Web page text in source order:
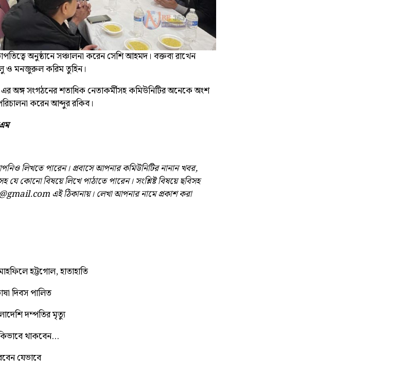
অনুষ্ঠানে সঞ্চালনা করেন সেশি আহমদ। বক্তব্য রাখেন
ও মনজুরুল করিম তুহিন।
অঙ্গ সংগঠনের শতাধিক নেতাকর্মীসহ কমিউনিটির অনেকে অংশ
করেন আব্দুর রকিব।
লিখতে পারেন। প্রবাসে আপনার কমিউনিটির নানান খবর,
যে কোনো বিষয়ে লিখে পাঠাতে পারেন। সংশ্লিষ্ট বিষয়ে ছবিসহ
এই ঠিকানায়। লেখা আপনার নামে প্রকাশ করা
হট্টগোল, হাতাহাতি
দিবস পালিত
দম্পতির মৃত্যু
থাকবেন…
যেভাবে